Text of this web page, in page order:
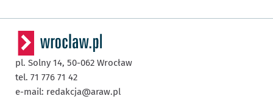
pl. Solny 14, 50-062 Wrocław
tel. 71 776 71 42
e-mail: redakcja@araw.pl